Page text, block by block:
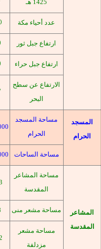
1425 هـ
عدد أحياء مكة
ارتفاع جبل ثور
ارتفاع جبل حراء
الارتفاع عن سطح
البحر
المسجد
الحرام
مساحة المسجد
الحرام
مساحة الساحات
المشاعر
المقدسة
مساحة المشاعر
المقدسة
مساحة مشعر منى
مساحة مشعر
مزدلفة